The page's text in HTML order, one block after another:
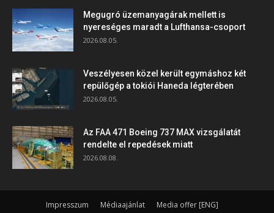
Megugró üzemanyagárak mellett is
nyereséges maradt a Lufthansa-csoport
2026.08.05.
Veszélyesen közel került egymáshoz két
repülőgép a tokiói Haneda légterében
2026.08.05.
Az FAA 471 Boeing 737 MAX vizsgálatát
rendelte el repedések miatt
2026.08.08.
Impresszum Médiaajánlat
Media offer [ENG]